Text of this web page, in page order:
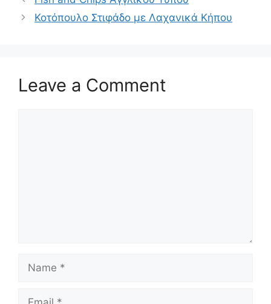
Κοτόπουλο Στιφάδο με Λαχανικά Κήπου
Leave a Comment